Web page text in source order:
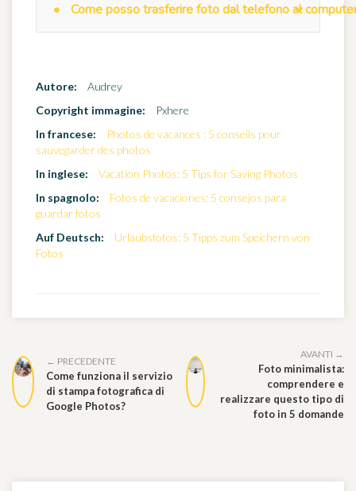
Come posso trasferire foto dal telefono al
Autore:
Audrey
Copyright immagine:
Pxhere
In francese:
Photos de vacances : 5 conseils pour
sauvegarder des photos
In inglese:
Vacation Photos: 5 Tips for Saving Photos
In spagnolo:
Fotos de vacaciones: 5 consejos para
guardar fotos
Auf Deutsch:
Urlaubsfotos: 5 Tipps zum Speichern von
Fotos
← PRECEDENTE
Come funziona il servizio
di stampa fotografica di
Google Photos?
AVANTI →
Foto minimalista:
comprendere e
realizzare questo tipo di
foto in 5 domande